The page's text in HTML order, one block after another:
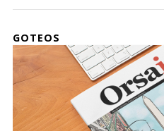
GOTEOS